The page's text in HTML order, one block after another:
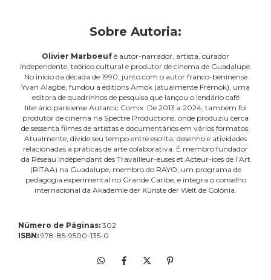
Sobre Autoria:
Olivier Marboeuf é autor-narrador, artista, curador
independente, teórico cultural e produtor de cinema de Guadalupe.
No início da década de 1990, junto com o autor franco-beninense
Yvan Alagbé, fundou a éditions Amok (atualmente Frémok), uma
editora de quadrinhos de pesquisa que lançou o lendário café
literário parisiense Autarcic Comix. De 2013 a 2024, também foi
produtor de cinema na Spectre Productions, onde produziu cerca
de sessenta filmes de artistas e documentários em vários formatos.
Atualmente, divide seu tempo entre escrita, desenho e atividades
relacionadas a práticas de arte colaborativa. É membro fundador
da Réseau Indépendant des Travailleur-euses et Acteur-ices de l’Art
(RITAA) na Guadalupe, membro do RAYO, um programa de
pedagogia experimental no Grande Caribe, e integra o conselho
internacional da Akademie der Künste der Welt de Colônia.
Número de Páginas: 302
ISBN: 978-85-9500-135-0